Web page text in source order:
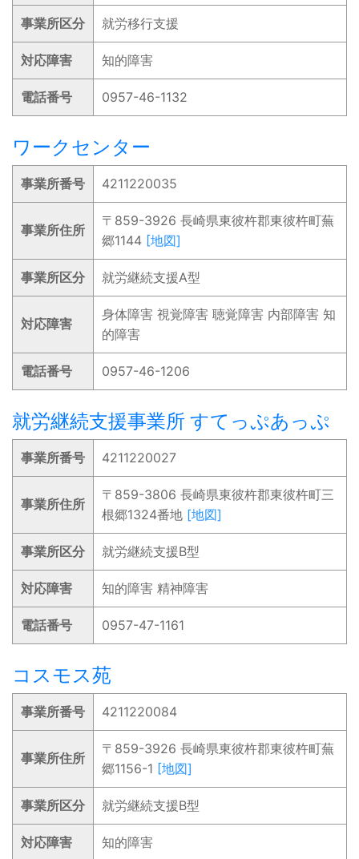
事業所区分 就労移行支援
対応障害 知的障害
電話番号 0957-46-1132
ワークセンター
事業所番号 4211220035
事業所住所
〒859-3926 長崎県東彼杵郡東彼杵町蕪
郷1144 [地図]
事業所区分 就労継続支援A型
対応障害
身体障害 視覚障害 聴覚障害 内部障害 知
的障害
電話番号 0957-46-1206
就労継続支援事業所 すてっぷあっぷ
事業所番号 4211220027
事業所住所
〒859-3806 長崎県東彼杵郡東彼杵町三
根郷1324番地 [地図]
事業所区分 就労継続支援B型
対応障害 知的障害 精神障害
電話番号 0957-47-1161
コスモス苑
事業所番号 4211220084
事業所住所
〒859-3926 長崎県東彼杵郡東彼杵町蕪
郷1156-1 [地図]
事業所区分 就労継続支援B型
対応障害 知的障害